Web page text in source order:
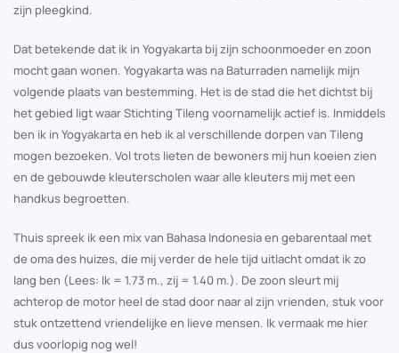
zijn pleegkind.
Dat betekende dat ik in Yogyakarta bij zijn schoonmoeder en zoon
mocht gaan wonen. Yogyakarta was na Baturraden namelijk mijn
volgende plaats van bestemming. Het is de stad die het dichtst bij
het gebied ligt waar Stichting Tileng voornamelijk actief is. Inmiddels
ben ik in Yogyakarta en heb ik al verschillende dorpen van Tileng
mogen bezoeken. Vol trots lieten de bewoners mij hun koeien zien
en de gebouwde kleuterscholen waar alle kleuters mij met een
handkus begroetten.
Thuis spreek ik een mix van Bahasa Indonesia en gebarentaal met
de oma des huizes, die mij verder de hele tijd uitlacht omdat ik zo
lang ben (Lees: Ik = 1.73 m., zij = 1.40 m.). De zoon sleurt mij
achterop de motor heel de stad door naar al zijn vrienden, stuk voor
stuk ontzettend vriendelijke en lieve mensen. Ik vermaak me hier
dus voorlopig nog wel!